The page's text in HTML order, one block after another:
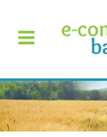
+90
425
13
70